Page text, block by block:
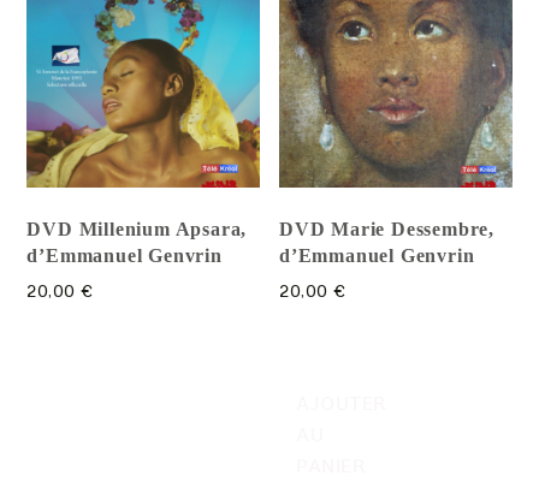
DVD Millenium Apsara,
d’Emmanuel Genvrin
20,00€
DVD Marie Dessembre,
d’Emmanuel Genvrin
20,00 €